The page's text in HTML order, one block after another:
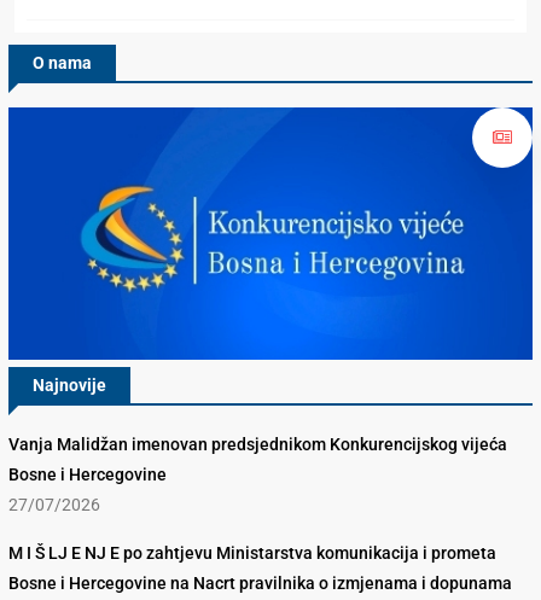
O nama
Najnovije
Vanja Malidžan imenovan predsjednikom Konkurencijskog vijeća
Bosne i Hercegovine
27/07/2026
M I Š LJ E NJ E po zahtjevu Ministarstva komunikacija i prometa
Bosne i Hercegovine na Nacrt pravilnika o izmjenama i dopunama